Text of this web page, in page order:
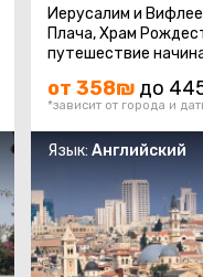
Иерусалим и
Плача, Храм
путешествие
откуда
...
от 358₪ до
*зависит от города и
Язык:Английский